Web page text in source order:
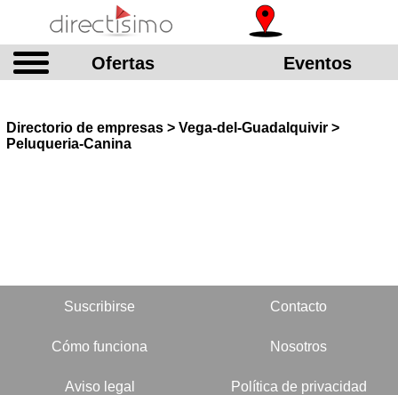
Ofertas Eventos
Directorio de empresas > Vega-del-Guadalquivir >
Peluqueria-Canina
Suscribirse Contacto
Cómo funciona Nosotros
Aviso legal Política de privacidad